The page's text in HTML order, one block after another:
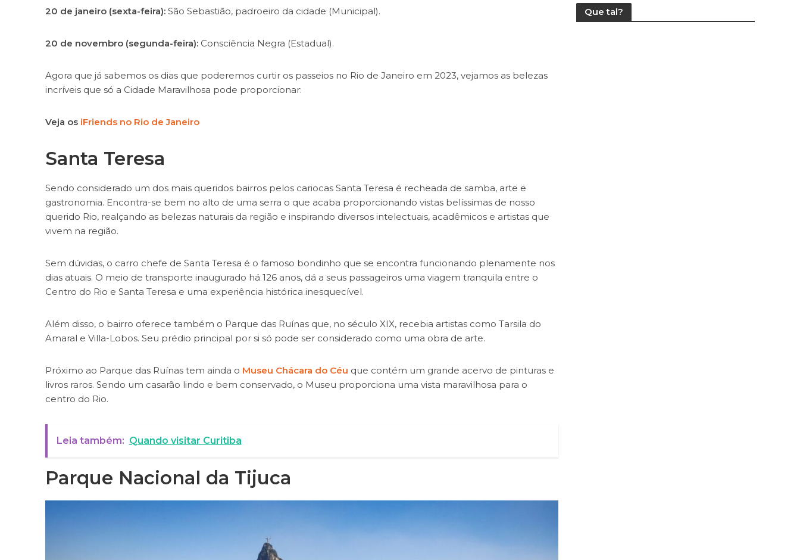
20 de janeiro (sexta-feira): São Sebastião, padroeiro da cidade (Municipal).
20 de novembro (segunda-feira): Consciência Negra (Estadual).
Agora que já sabemos os dias que poderemos curtir os passeios no Rio de Janeiro em 2023, vejamos as belezas
incríveis que só a Cidade Maravilhosa pode proporcionar:
Veja os iFriends no Rio de Janeiro
Santa Teresa
Sendo considerado um dos mais queridos bairros pelos cariocas Santa Teresa é recheada de samba, arte e
gastronomia. Encontra-se bem no alto de uma serra o que acaba proporcionando vistas belíssimas de nosso
querido Rio, realçando as belezas naturais da região e inspirando diversos intelectuais, acadêmicos e artistas que
vivem na região.
Sem dúvidas, o carro chefe de Santa Teresa é o famoso bondinho que se encontra funcionando plenamente nos
dias atuais. O meio de transporte inaugurado há 126 anos, dá a seus passageiros uma viagem tranquila entre o
Centro do Rio e Santa Teresa e uma experiência histórica inesquecível.
Além disso, o bairro oferece também o Parque das Ruínas que, no século XIX, recebia artistas como Tarsila do
Amaral e Villa-Lobos. Seu prédio principal por si só pode ser considerado como uma obra de arte.
Próximo ao Parque das Ruínas tem ainda o Museu Chácara do Céu que contém um grande acervo de pinturas e
livros raros. Sendo um casarão lindo e bem conservado, o Museu proporciona uma vista maravilhosa para o
centro do Rio.
Leia também: Quando visitar Curitiba
Parque Nacional da Tijuca
Que tal?